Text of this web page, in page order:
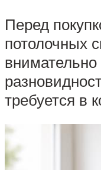
Перед
потолочных
внимательно
требуется в